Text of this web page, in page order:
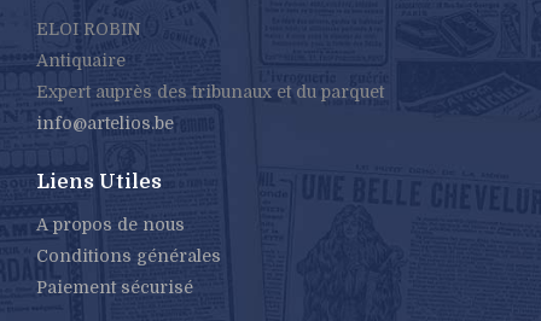
ELOI ROBIN
Antiquaire
Expert auprès des tribunaux et du parquet
info@artelios.be
Liens Utiles
A propos de nous
Conditions générales
Paiement sécurisé